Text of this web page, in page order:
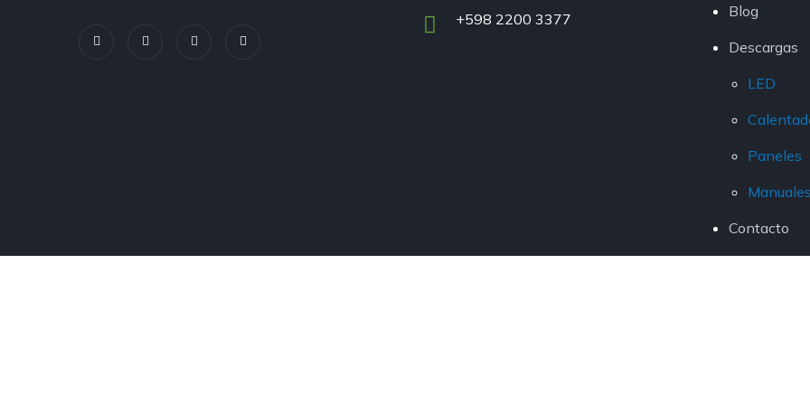
+598 2200 3377
Blog
Descargas
LED
Paneles
Manuales
Contacto